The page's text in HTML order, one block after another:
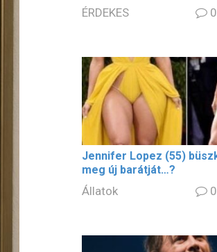
ÉRDEKES 0
Jennifer Lopez (55)
meg új barátját…?
Állatok 0